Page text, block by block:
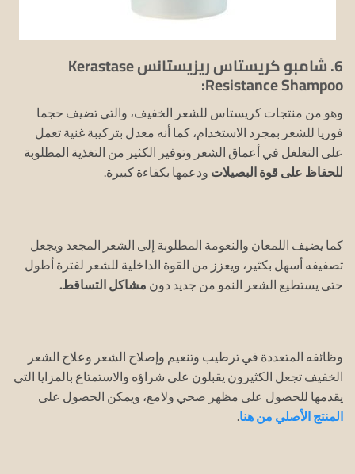
6. شامبو كريستاس ريزيستانس Kerastase
Resistance Shampoo:
وهو من منتجات كريستاس للشعر الخفيف، والتي تضيف حجما
فوريا للشعر بمجرد الاستخدام، كما أنه معدل بتركيبة غنية تعمل
على التغلغل في أعماق الشعر وتوفير الكثير من التغذية المطلوبة
للحفاظ على قوة البصيلات ودعمها بكفاءة كبيرة.
كما يضيف اللمعان والنعومة المطلوبة إلى الشعر المجعد ويجعل
تصفيفه أسهل بكثير، ويعزز من القوة الداخلية للشعر لفترة أطول
حتى يستطيع الشعر النمو من جديد دون مشاكل التساقط.
وظائفه المتعددة في ترطيب وتنعيم وإصلاح الشعر وعلاج الشعر
الخفيف تجعل الكثيرون يقبلون على شراؤه والاستمتاع بالمزايا التي
يقدمها للحصول على مظهر صحي ولامع، ويمكن الحصول على
المنتج الأصلي من هنا.